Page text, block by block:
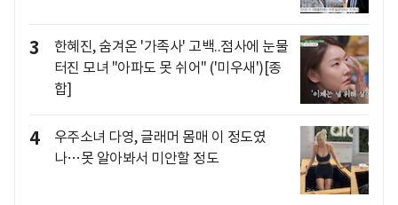
3
한혜진, 숨겨온 '가족사' 고백..점사에 눈물
터진 모녀 "아파도 못 쉬어" ('미우새')[종
합]
4
우주소녀 다영, 글래머 몸매 이 정도였
나…못 알아봐서 미안할 정도